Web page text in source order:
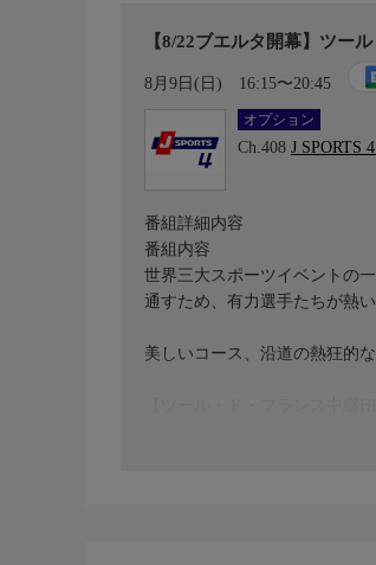
【8/22ブエルタ開幕】ツー
8月9日(日) 16:15〜20:45
オプション
Ch.408 J SPORTS
番組詳細内容
番組内容
世界三大スポーツイベントの
通すため、有力選手たちが熱い
美しいコース、沿道の熱狂的